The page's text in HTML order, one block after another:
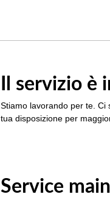
Il servizio è
Stiamo lavorando per te.
tua disposizione per
Service